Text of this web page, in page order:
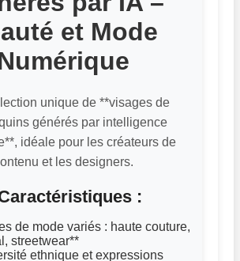
et Mode
unique de **visages de
générés par intelligence
idéale pour les créateurs de
et les designers.
Caractéristiques :
de mode variés : haute couture,
streetwear**
ethnique et expressions